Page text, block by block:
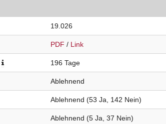
19.026
PDF / Link
196 Tage
Ablehnend
Ablehnend (53 Ja, 142 Nein)
Ablehnend (5 Ja, 37 Nein)